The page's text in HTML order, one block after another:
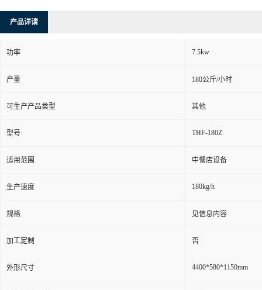
产品详请
功率 7.5kw
产量 180公斤/小时
可生产产品类型 其他
型号 THF-180Z
适用范围 中餐店设备
生产速度 180kg/h
规格 见信息内容
加工定制 否
外形尺寸 4400*580*1150mm